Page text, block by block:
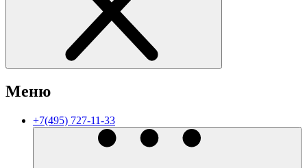
Меню
+7(495) 727-11-33